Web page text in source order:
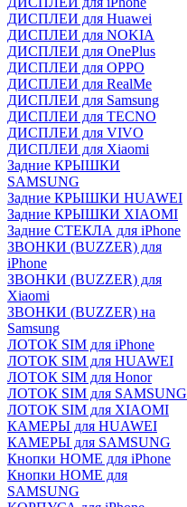
ДИСПЛЕИ для Huawei
ДИСПЛЕИ для NOKIA
ДИСПЛЕИ для OnePlus
ДИСПЛЕИ для OPPO
ДИСПЛЕИ для RealMe
ДИСПЛЕИ для Samsung
ДИСПЛЕИ для TECNO
ДИСПЛЕИ для VIVO
ДИСПЛЕИ для Xiaomi
Задние КРЫШКИ
SAMSUNG
Задние КРЫШКИ HUAWEI
Задние КРЫШКИ XIAOMI
Задние СТЕКЛА для iPhone
ЗВОНКИ (BUZZER) для
iPhone
ЗВОНКИ (BUZZER) для
Xiaomi
ЗВОНКИ (BUZZER) на
Samsung
ЛОТОК SIM для iPhone
ЛОТОК SIM для HUAWEI
ЛОТОК SIM для Honor
ЛОТОК SIM для SAMSUNG
ЛОТОК SIM для XIAOMI
КАМЕРЫ для HUAWEI
КАМЕРЫ для SAMSUNG
Кнопки HOME для iPhone
Кнопки HOME для
SAMSUNG